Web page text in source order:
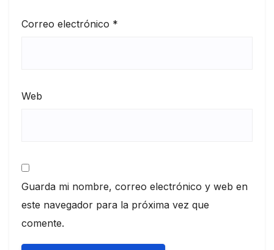
Correo electrónico *
Web
Guarda mi nombre, correo electrónico y web en
este navegador para la próxima vez que
comente.